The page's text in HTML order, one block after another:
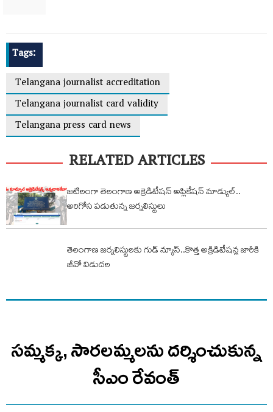
Tags:
Telangana journalist accreditation
Telangana journalist card validity
Telangana press card news
RELATED ARTICLES
జటిలంగా తెలంగాణ అక్రెడిటేషన్ అప్లికేషన్ మాడ్యుల్..
అరిగోస పడుతున్న జర్నలిస్టులు
తెలంగాణ జర్నలిస్టులకు గుడ్ న్యూస్..కొత్త అక్రిడిటేషన్ల జారీకి
జీవో విడుదల
సమ్మక్క, సారలమ్మలను దర్శించుకున్న
సీఎం రేవంత్